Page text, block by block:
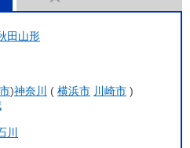
田山形
)神奈川 ( 横浜市 川崎市 )
川